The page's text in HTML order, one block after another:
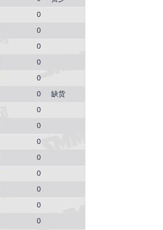
0
0
0
0
0
0
缺货
0
0
0
0
0
0
0
0